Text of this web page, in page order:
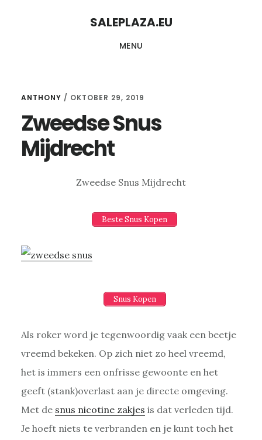
SALEPLAZA.EU
MENU
ANTHONY / OKTOBER 29, 2019
Zweedse Snus
Mijdrecht
Zweedse Snus Mijdrecht
Beste Snus Kopen
Snus Kopen
Als roker word je tegenwoordig vaak een beetje
vreemd bekeken. Op zich niet zo heel vreemd,
het is immers een onfrisse gewoonte en het
geeft (stank)overlast aan je directe omgeving.
Met de snus nicotine zakjes is dat verleden tijd.
Je hoeft niets te verbranden en je kunt toch het